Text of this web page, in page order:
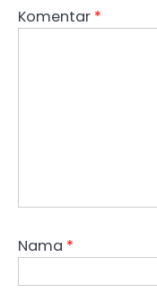
Komentar *
Nama *